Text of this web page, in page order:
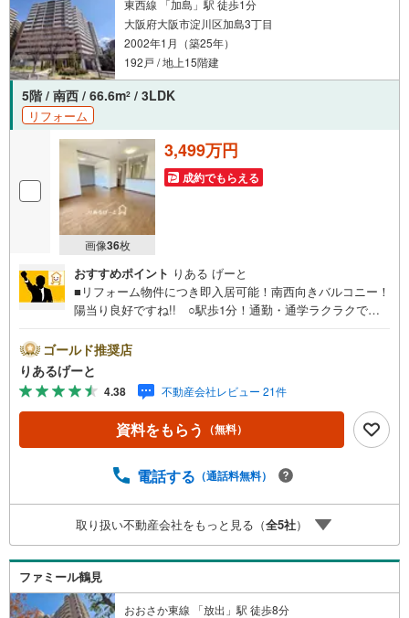
東西線 「加島」駅 徒歩1分
大阪府大阪市淀川区加島3丁目
2002年1月（築25年）
192戸 / 地上15階建
5階 / 南西 / 66.6m2 / 3LDK
リフォーム
画像36枚
3,499万円
成約でもらえる
おすすめポイント りある げーと
■リフォーム物件につき即入居可能！南西向きバルコニー！
陽当り良好ですね!! ○駅歩1分！通勤・通学ラクラクで忙
ビニが近く、毎日のお買物が便利！■物件検討中のお客さ
ま！ちょっと見学してみたいだけなどでも内覧可能です！
売主さまの都合等で見学ができない場合がございます。お
気軽に「りあるげーと」までお問合わせ下さい！■「りある
げーと」が選ばれるポイント！■年中休まず営業中！いつで
も対応致します！・営業時間:9:00～21:00上記の時間帯
す！■各種相談、承ります！■【無料送迎】「小さなお子さ
らい」などご相談ください！営業スタッフがご自宅に伺っ
て送迎致します！【リフォーム相談】資格を持った専門ス
タッフがお悩みに合わせてお話をうかがい、お客さまにぴ
ったりの提案を行います！■その他:物件相談、住宅ローン
相談、ご質問、気になること、何でもお気軽にご相談くだ
さい！
ゴールド推奨店
りあるげーと
4.38 不動産会社レビュー 21件
資料をもらう （無料）
電話する （通話料無料）
取り扱い不動産会社をもっと見る（全5社）
ファミール鶴見
おおさか東線 「放出」駅 徒歩8分